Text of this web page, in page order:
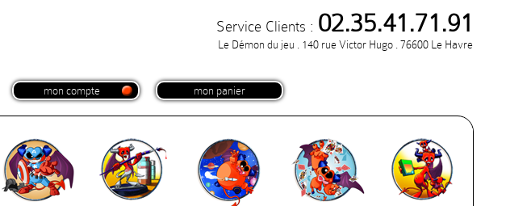
Service Clients : 02.35.41.71.91
Le Démon du jeu . 140 rue Victor Hugo . 76600 Le Havre
mon compte mon panier